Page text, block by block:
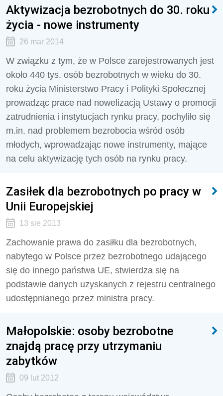
Aktywizacja bezrobotnych do 30. roku
życia - nowe instrumenty
26 mar 2014
W związku z tym, że w Polsce zarejestrowanych jest
około 440 tys. osób bezrobotnych w wieku do 30.
roku życia Ministerstwo Pracy i Polityki Społecznej
prowadząc prace nad nowelizacją Ustawy o promocji
zatrudnienia i instytucjach rynku pracy, pochyliło się
m.in. nad problemem bezrobocia wśród osób
młodych, wprowadzając nowe instrumenty, mające
na celu aktywizację tych osób na rynku pracy.
Zasiłek dla bezrobotnych po pracy w
Unii Europejskiej
13 sie 2013
Zachowanie prawa do zasiłku dla bezrobotnych,
nabytego w Polsce przez bezrobotnego udającego
się do innego państwa UE, stwierdza się na
podstawie danych uzyskanych z rejestru centralnego
udostępnianego przez ministra pracy.
Małopolskie: osoby bezrobotne
znajdą pracę przy utrzymaniu
zabytków
09 lut 2012